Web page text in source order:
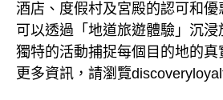
酒店、度假村及宮殿的認可和優
可以透過「地道旅遊體驗」沉
獨特的活動捕捉每個目的地的
更多資訊，請瀏覽